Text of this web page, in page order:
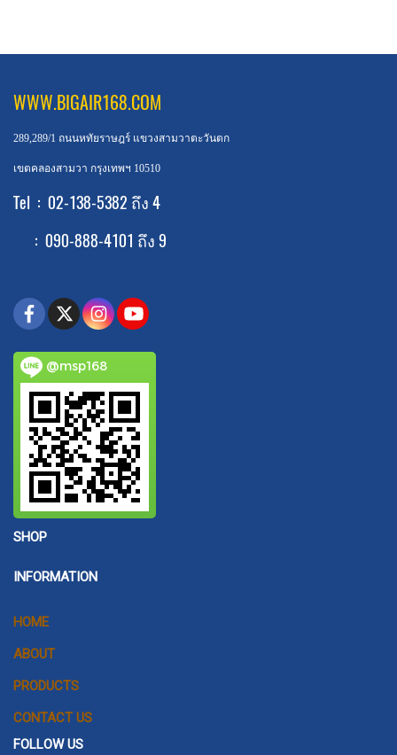
WWW.BIGAIR168.COM
289,289/1 ถนนหทัยราษฎร์ แขวงสามวาตะวันตก
เขตคลองสามวา กรุงเทพฯ 10510
Tel : 02-138-5382 ถึง 4
: 090-888-4101 ถึง 9
@msp168
SHOP
INFORMATION
HOME
ABOUT
PRODUCTS
CONTACT US
FOLLOW US